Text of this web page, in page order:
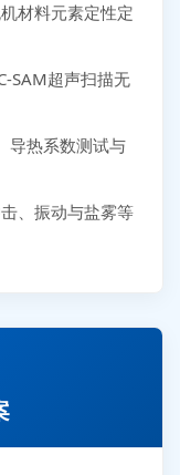
材料元素定性定
SAM超声扫描无
导热系数测试与
、振动与盐雾等